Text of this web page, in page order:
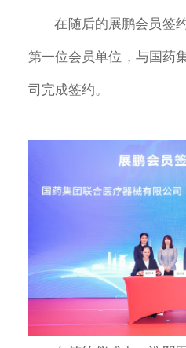
在随后的展鹏会员签
第一位会员单位，与国药
司完成签约。